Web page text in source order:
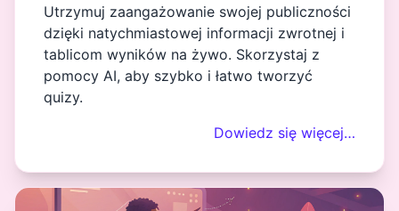
Utrzymuj zaangażowanie swojej publiczności
dzięki natychmiastowej informacji zwrotnej i
tablicom wyników na żywo. Skorzystaj z
pomocy AI, aby szybko i łatwo tworzyć
quizy.
Dowiedz się więcej…